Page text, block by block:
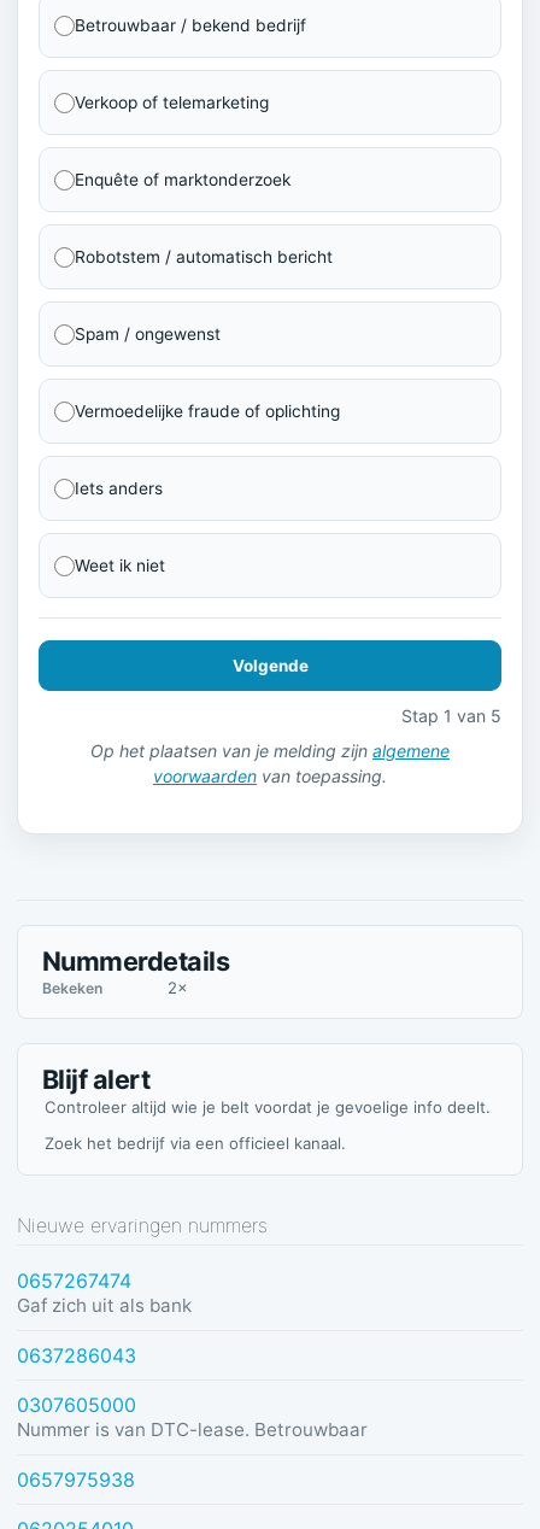
Betrouwbaar / bekend bedrijf
Verkoop of telemarketing
Enquête of marktonderzoek
Robotstem / automatisch bericht
Spam / ongewenst
Vermoedelijke fraude of oplichting
Iets anders
Weet ik niet
Volgende
Stap 1 van 5
Op het plaatsen van je melding zijn algemene
voorwaarden van toepassing.
Nummerdetails
Bekeken 2×
Blijf alert
Controleer altijd wie je belt voordat je gevoelige info deelt.
Zoek het bedrijf via een officieel kanaal.
Nieuwe ervaringen nummers
0657267474
Gaf zich uit als bank
0637286043
0307605000
Nummer is van DTC-lease. Betrouwbaar
0657975938